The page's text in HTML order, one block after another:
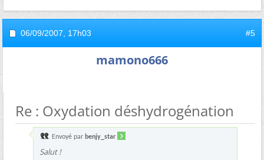
06/09/2007, 17h03 #5
mamono666
Re : Oxydation déshydrogénation
Envoyé par benjy_star
Salut !